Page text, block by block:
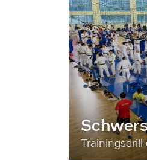
Trainingsdrill